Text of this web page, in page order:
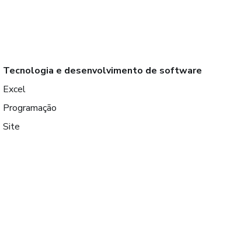
Tecnologia e desenvolvimento de software
Excel
Programação
Site